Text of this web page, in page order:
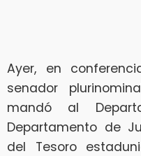
Ayer, en
senador
mandó al
Departamento de
del Tesoro